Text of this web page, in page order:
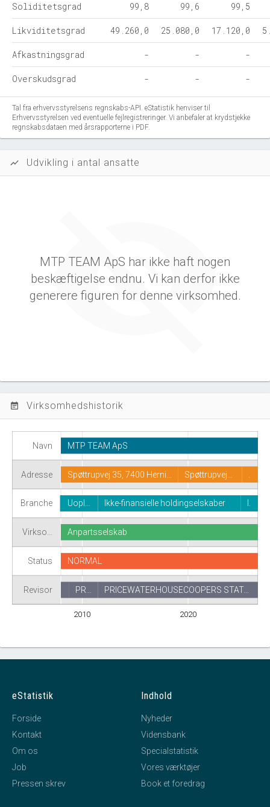
Soliditetsgrad 99,8 99,6 99,5
Likviditetsgrad 49.260,0 25.080,0 17.120,0
Afkastningsgrad - - -
Overskudsgrad - - -
Tal fra erhvervsstyrelsens regnskabs-API. eStatistik henviser til
Erhvervsstyrelsen ved eventuelle fejlregistreringer. Vi anbefaler at krydstjekke
regnskabsdataen med årsrapporterne i PDF.
show_chart Udvikling i antal ansatte
MTP TEAM ApS har ikke haft nogen
beskæftigelse endnu. Vi kan derfor ikke
generere figuren for denne virksomhed.
event_note Virksomhedshistorik
Navn
Adresse
Branche
Virkso…
Status
Revisor
2010 2020
MTP TEAM ApS
Spøttrupvej 35, 7400 Herni… Spøttrupvej…
Uopl… Ikke-finansielle holdingselskaber I.
Anpartsselskab
NORMAL
PRICEWATERHOUSECOOPERS STAT…
PR…
eStatistik
Forside
Kontakt
Om os
Job
Pressen skrev
Indhold
Nyheder
Vidensbank
Specialstatistik
Vores værktøjer
Book et foredrag